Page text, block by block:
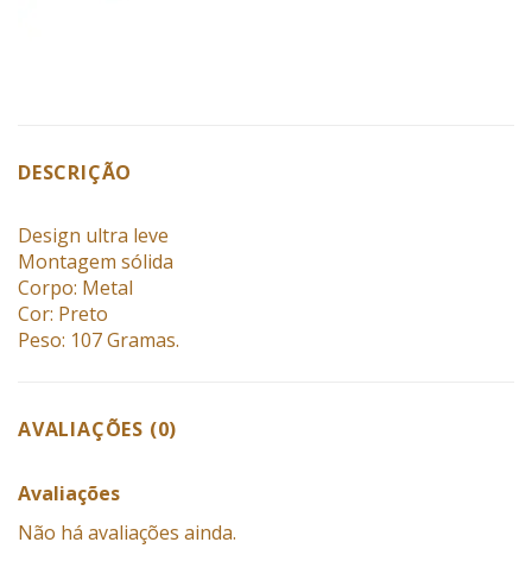
DESCRIÇÃO
Design ultra leve
Montagem sólida
Corpo: Metal
Cor: Preto
Peso: 107 Gramas.
AVALIAÇÕES (0)
Avaliações
Não há avaliações ainda.